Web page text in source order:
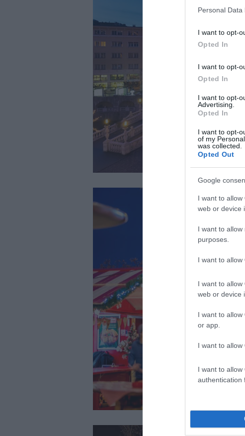
Personal
I want to opt-
Opted In
I want to opt-
Opted In
I want to opt-
Advertising.
Opted In
I want to opt-
of my
was collected.
Opted Out
Google
I want to
web or device
I want to
purposes.
I want to allow
I want to
web or device
I want to
or app.
I want to allow
I want to
authentication